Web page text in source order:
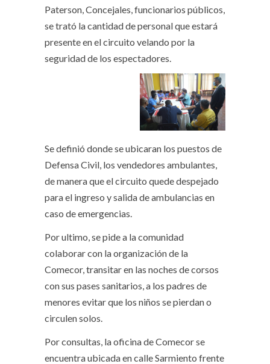
Paterson, Concejales, funcionarios públicos,
se trató la cantidad de personal que estará
presente en el circuito velando por la
seguridad de los espectadores.
Se definió donde se ubicaran los puestos de
Defensa Civil, los vendedores ambulantes,
de manera que el circuito quede despejado
para el ingreso y salida de ambulancias en
caso de emergencias.
Por ultimo, se pide a la comunidad
colaborar con la organización de la
Comecor, transitar en las noches de corsos
con sus pases sanitarios, a los padres de
menores evitar que los niños se pierdan o
circulen solos.
Por consultas, la oficina de Comecor se
encuentra ubicada en calle Sarmiento frente